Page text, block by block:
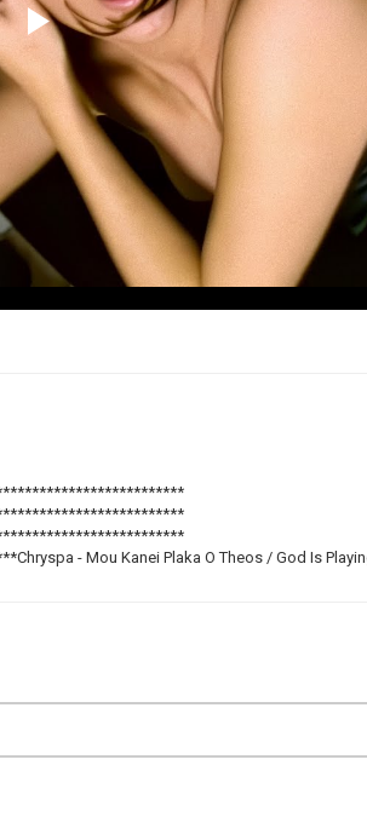
Play
Video
- Mou Kanei Plaka O Theos / God Is